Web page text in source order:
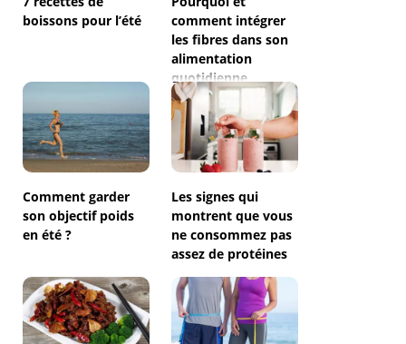
boissons pour l’été
comment intégrer
les fibres dans son
alimentation
quotidienne
Comment garder
son objectif poids
en été ?
Les signes qui
montrent que vous
ne consommez pas
assez de protéines